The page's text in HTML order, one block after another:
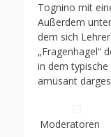
Tognino mit
Außerdem
dem sich
„Fragenhagel“
in dem
amüsant
Moderatoren